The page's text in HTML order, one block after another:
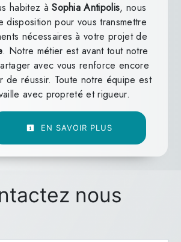
habitez àSophia Antipolis, nous
disposition pour vous transmettre
nécessaires à votre projet de
. Notre métier est avant tout notre
avec vous renforce encore
de réussir. Toute notre équipe est
avec propreté et rigueur.
EN SAVOIR PLUS
nous